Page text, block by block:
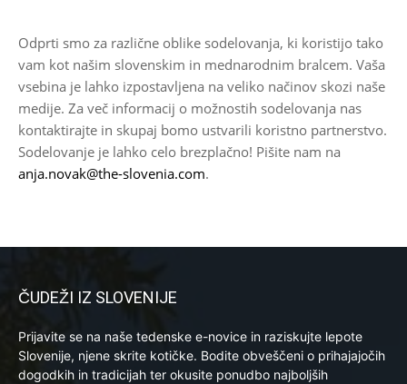
Odprti smo za različne oblike sodelovanja, ki koristijo tako
vam kot našim slovenskim in mednarodnim bralcem. Vaša
vsebina je lahko izpostavljena na veliko načinov skozi naše
medije. Za več informacij o možnostih sodelovanja nas
kontaktirajte in skupaj bomo ustvarili koristno partnerstvo.
Sodelovanje je lahko celo brezplačno! Pišite nam na
anja.novak@the-slovenia.com.
ČUDEŽI IZ SLOVENIJE
Prijavite se na naše tedenske e-novice in raziskujte lepote
Slovenije, njene skrite kotičke. Bodite obveščeni o prihajajočih
dogodkih in tradicijah ter okusite ponudbo najboljših